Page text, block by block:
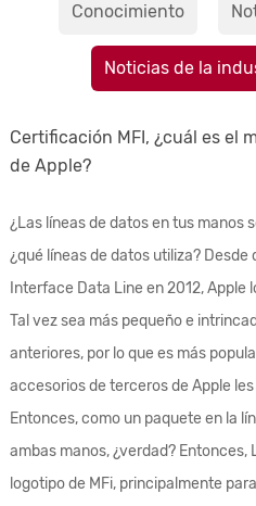
Conocimiento
Noticias de la
Certificación MFI, ¿cuál es el
de Apple?
¿Las líneas de datos en tus manos
¿qué líneas de datos utiliza?
Interface Data Line en 2012,
Tal vez sea más pequeño e
anteriores, por lo que es más
accesorios de terceros de Apple
Entonces, como un paquete en la
ambas manos, ¿verdad?
logotipo de MFi, principalmente